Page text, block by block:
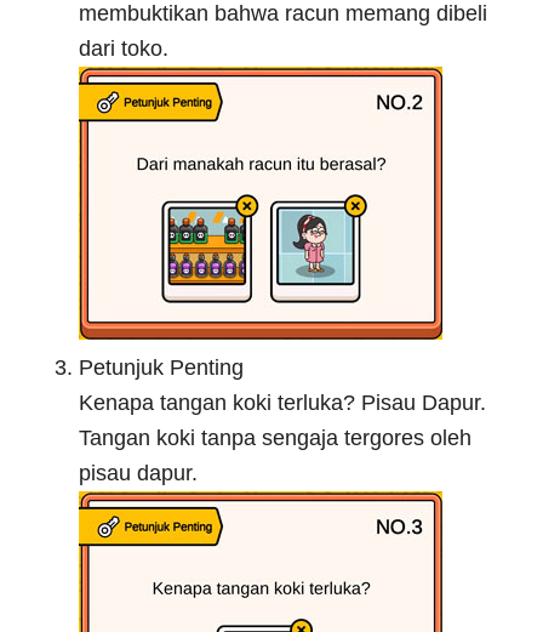
membuktikan bahwa racun memang dibeli
dari toko.
Petunjuk Penting
Kenapa tangan koki terluka? Pisau Dapur.
Tangan koki tanpa sengaja tergores oleh
pisau dapur.